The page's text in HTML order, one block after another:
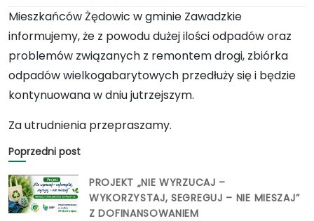
Mieszkańców Żędowic w gminie Zawadzkie
informujemy, że z powodu dużej ilości odpadów oraz
problemów związanych z remontem drogi, zbiórka
odpadów wielkogabarytowych przedłuży się i będzie
kontynuowana w dniu jutrzejszym.
Za utrudnienia przepraszamy.
Poprzedni post
PROJEKT „NIE WYRZUCAJ –
WYKORZYSTAJ, SEGREGUJ – NIE MIESZAJ”
Z DOFINANSOWANIEM